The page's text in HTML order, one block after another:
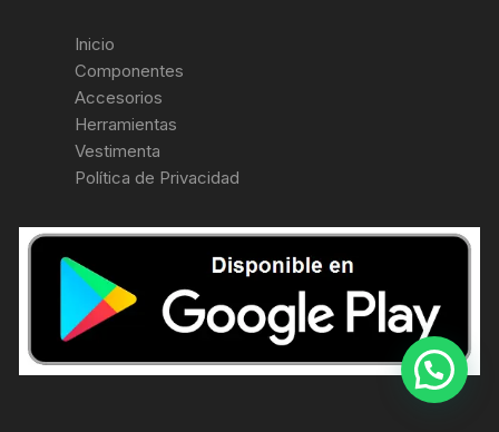
Inicio
Componentes
Accesorios
Herramientas
Vestimenta
Política de Privacidad